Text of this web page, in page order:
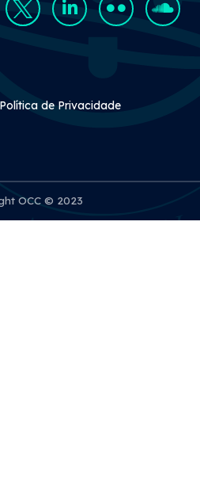
Política de Privacidade
OCC © 2023